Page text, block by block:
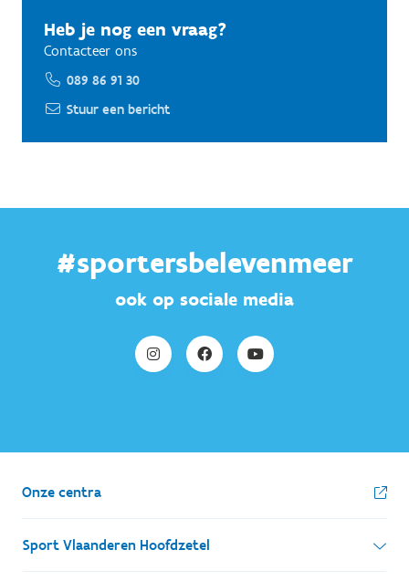
Heb je nog een vraag?
Contacteer ons
089 86 91 30
Stuur een bericht
#sportersbelevenmeer
ook op sociale media
Onze centra
Sport Vlaanderen Hoofdzetel